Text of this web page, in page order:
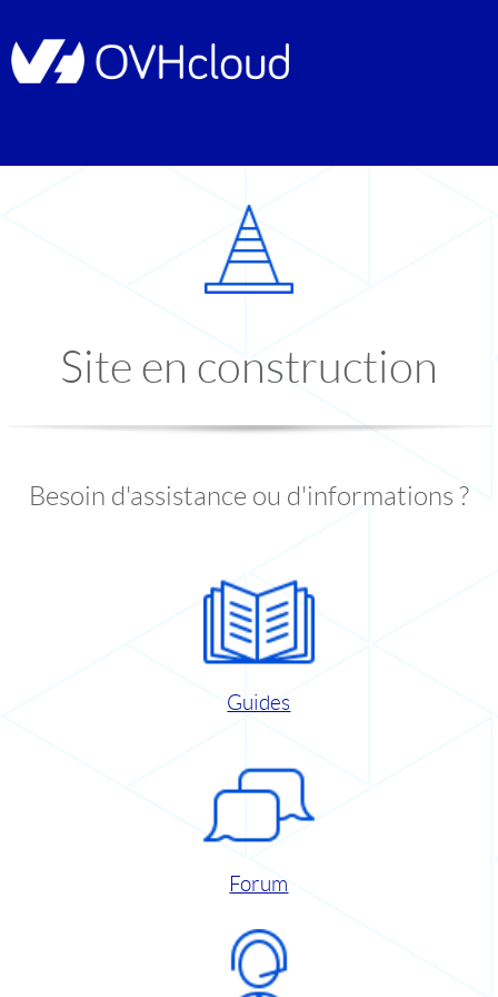
Site en construction
Besoin d'assistance ou d'informations ?
Guides
Forum